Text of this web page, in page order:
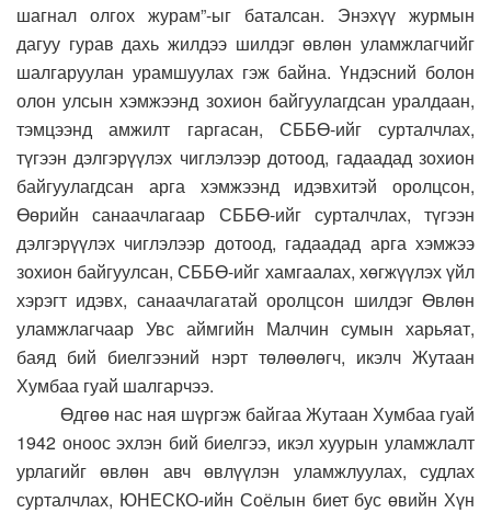
шагнал олгох журам”-ыг баталсан. Энэхүү журмын
дагуу гурав дахь жилдээ шилдэг өвлөн уламжлагчийг
шалгаруулан урамшуулах гэж байна. Үндэсний болон
олон улсын хэмжээнд зохион байгуулагдсан уралдаан,
тэмцээнд амжилт гаргасан, СББӨ-ийг сурталчлах,
түгээн дэлгэрүүлэх чиглэлээр дотоод, гадаадад зохион
байгуулагдсан арга хэмжээнд идэвхитэй оролцсон,
Өөрийн санаачлагаар СББӨ-ийг сурталчлах, түгээн
дэлгэрүүлэх чиглэлээр дотоод, гадаадад арга хэмжээ
зохион байгуулсан, СББӨ-ийг хамгаалах, хөгжүүлэх үйл
хэрэгт идэвх, санаачлагатай оролцсон шилдэг Өвлөн
уламжлагчаар Увс аймгийн Малчин сумын харьяат,
баяд бий биелгээний нэрт төлөөлөгч, икэлч Жутаан
Хумбаа гуай шалгарчээ.
Өдгөө нас ная шүргэж байгаа Жутаан Хумбаа гуай
1942 оноос эхлэн бий биелгээ, икэл хуурын уламжлалт
урлагийг өвлөн авч өвлүүлэн уламжлуулах, судлах
сурталчлах, ЮНЕСКО-ийн Соёлын биет бус өвийн Хүн